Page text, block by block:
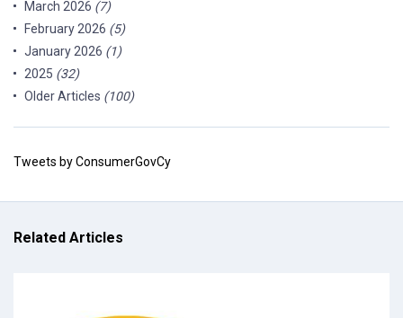
March 2026 (7)
February 2026 (5)
January 2026 (1)
2025 (32)
Older Articles (100)
Tweets by ConsumerGovCy
Related Articles